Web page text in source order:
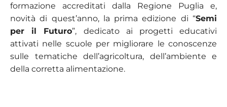
formazione accreditati dalla Regione Puglia e,
novità di quest’anno, la prima edizione di “Semi
per il Futuro”, dedicato ai progetti educativi
attivati nelle scuole per migliorare le conoscenze
sulle tematiche dell’agricoltura, dell’ambiente e
della corretta alimentazione.